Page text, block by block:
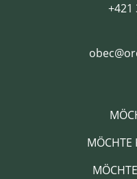
MÖCHTE
+421